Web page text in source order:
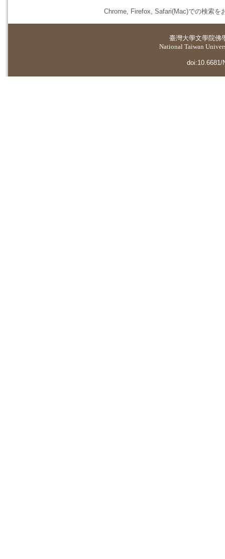
Chrome, Firefox, Safari(Mac)での検索を
臺灣大學文學院佛
National Taiwan
doi:10.6681/